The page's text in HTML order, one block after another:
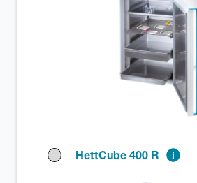
HettCube 400 R